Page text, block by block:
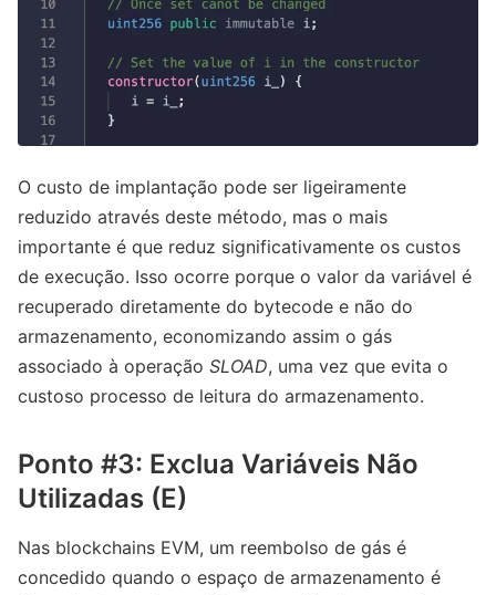
O custo de implantação pode ser ligeiramente
reduzido através deste método, mas o mais
importante é que reduz significativamente os custos
de execução. Isso ocorre porque o valor da variável é
recuperado diretamente do bytecode e não do
armazenamento, economizando assim o gás
associado à operação SLOAD, uma vez que evita o
custoso processo de leitura do armazenamento.
Ponto #3: Exclua Variáveis ​​​​Não
Utilizadas (E)
Nas blockchains EVM, um reembolso de gás é
concedido quando o espaço de armazenamento é